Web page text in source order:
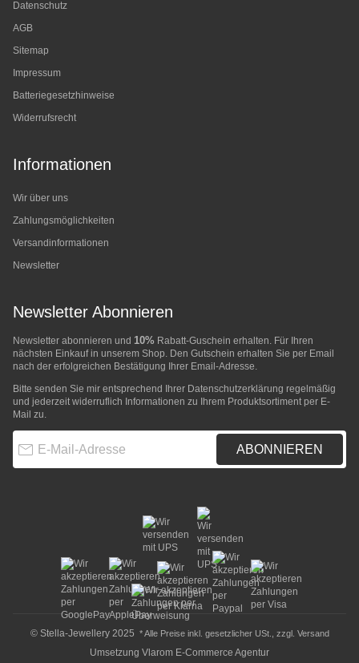
Datenschutz
AGB
Sitemap
Impressum
Batteriegesetzhinweise
Widerrufsrecht
Informationen
Wir über uns
Zahlungsmöglichkeiten
Versandinformationen
Newsletter
Newsletter Abonnieren
Newsletter abonnieren und 10% Rabatt-Guschein erhalten. Für Ihren
nächsten Einkauf in unserem Shop. Den Gutschein erhalten Sie per Email
nach der erfolgreichen Bestätigung Ihrer Email-Adresse.
Bitte senden Sie mir entsprechend Ihrer Datenschutzerklärung regelmäßig
und jederzeit widerruflich Informationen zu Ihrem Produktsortiment per E-
Mail zu.
ABONNIEREN
© Stella-Jewellery 2025 * Alle Preise inkl. gesetzlicher USt., zzgl. Versand
Umsetzung Vlarom E-Commerce Agentur